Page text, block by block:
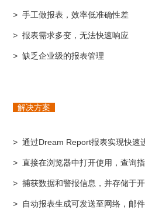
> 手工做报表，效率低准确性差
> 报表需求多变，无法快速响应
> 缺乏企业级的报表管理
解决方案
> 通过Dream Report报表实现快速
> 直接在浏览器中打开使用，查询
> 捕获数据和警报信息，并存储
> 自动报表生成可发送至网络，邮